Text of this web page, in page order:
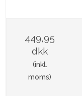
449,95
dkk
(inkl.
moms)